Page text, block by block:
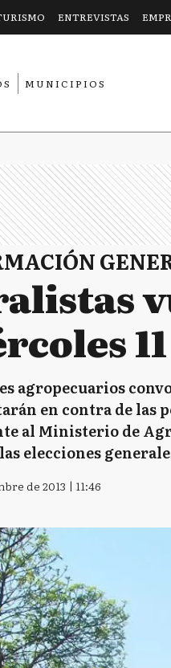
ENTREVISTAS
MUNICIPIOS
11
agropecuarios
en contra de las
al Ministerio de
elecciones
de 2013 | 11:46